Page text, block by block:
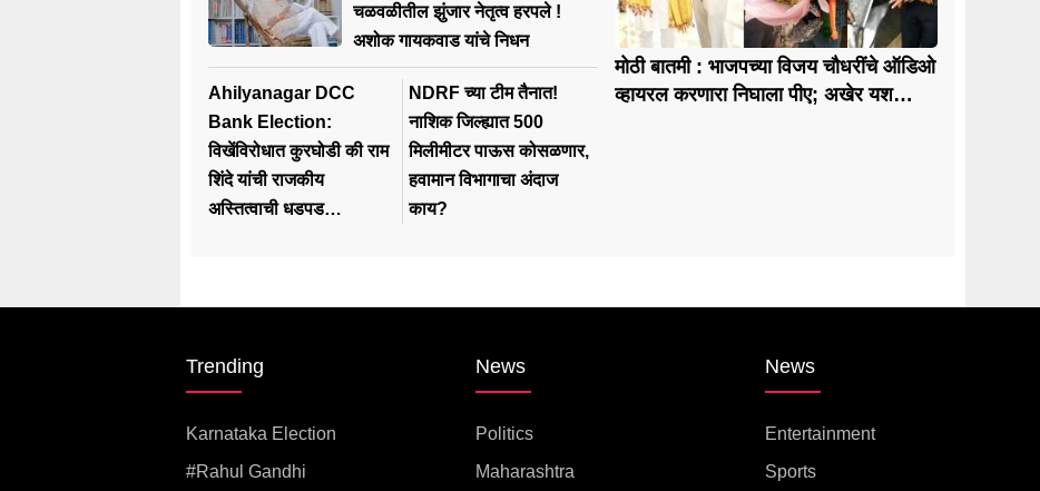
चळवळीतील झुंजार नेतृत्व हरपले !
अशोक गायकवाड यांचे निधन
Ahilyanagar DCC
Bank Election:
विखेंविरोधात कुरघोडी की राम
शिंदे यांची राजकीय
अस्तित्वाची धडपड…
NDRF च्या टीम तैनात!
नाशिक जिल्ह्यात 500
मिलीमीटर पाऊस कोसळणार,
हवामान विभागाचा अंदाज
काय?
मोठी बातमी : भाजपच्या विजय चौधरींचे ऑडिओ
व्हायरल करणारा निघाला पीए; अखेर यश
Trending
Karnataka Election
#rahul Gandhi
News
Politics
Maharashtra
News
Entertainment
Sports